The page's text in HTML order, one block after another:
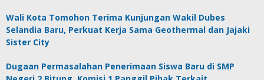
Wali Kota Tomohon Terima Kunjungan Wakil Dubes
Selandia Baru, Perkuat Kerja Sama Geothermal dan Jajaki
Sister City
Dugaan Permasalahan Penerimaan Siswa Baru di SMP